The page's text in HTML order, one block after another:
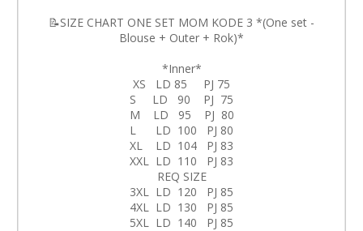
📝SIZE CHART ONE SET MOM KODE 3 *(One set -
Blouse + Outer + Rok)*
*Inner*
XS LD 85 PJ 75
S LD 90 PJ 75
M LD 95 PJ 80
L LD 100 PJ 80
XL LD 104 PJ 83
XXL LD 110 PJ 83
REQ SIZE
3XL LD 120 PJ 85
4XL LD 130 PJ 85
5XL LD 140 PJ 85